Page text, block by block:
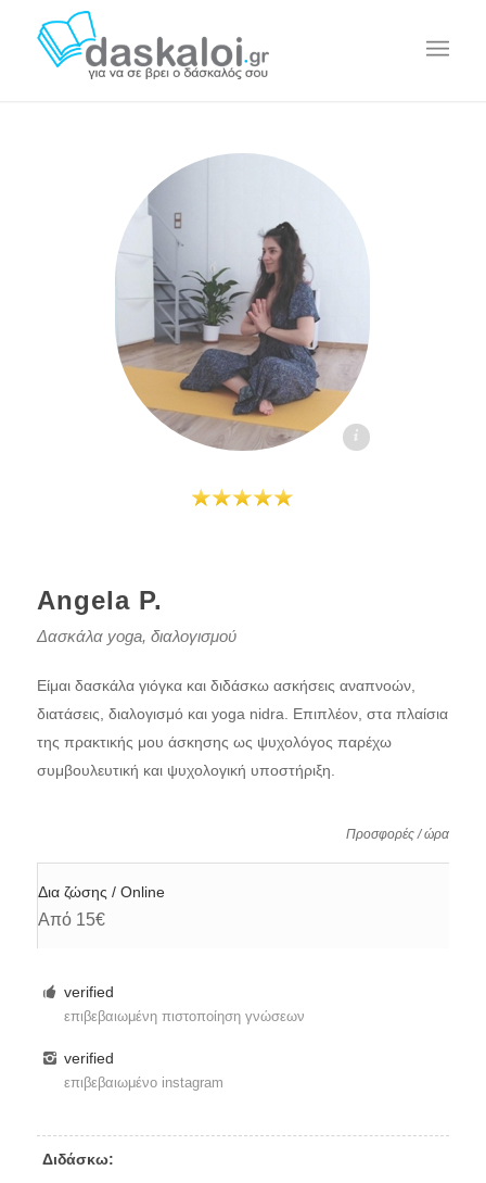
Angie P. daskaloi.gr
Angela P.
Δασκάλα yoga, διαλογισμού
Είμαι δασκάλα γιόγκα και διδάσκω ασκήσεις αναπνοών,
διατάσεις, διαλογισμό και yoga nidra. Επιπλέον, στα πλαίσια
της πρακτικής μου άσκησης ως ψυχολόγος παρέχω
συμβουλευτική και ψυχολογική υποστήριξη.
Προσφορές / ώρα
Δια ζώσης / Online
Από 15€
verified
επιβεβαιωμένη πιστοποίηση γνώσεων
verified
επιβεβαιωμένο instagram
Διδάσκω: